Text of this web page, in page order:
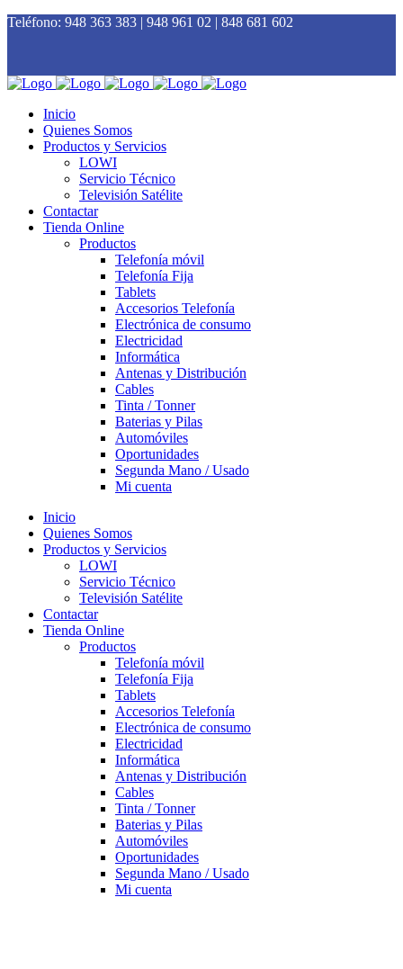
Teléfono: 948 363 383 | 948 961 02 | 848 681 602
Inicio
Quienes Somos
Productos y Servicios
LOWI
Servicio Técnico
Televisión Satélite
Contactar
Tienda Online
Productos
Telefonía móvil
Telefonía Fija
Tablets
Accesorios Telefonía
Electrónica de consumo
Electricidad
Informática
Antenas y Distribución
Cables
Tinta / Tonner
Baterias y Pilas
Automóviles
Oportunidades
Segunda Mano / Usado
Mi cuenta
Inicio
Quienes Somos
Productos y Servicios
LOWI
Servicio Técnico
Televisión Satélite
Contactar
Tienda Online
Productos
Telefonía móvil
Telefonía Fija
Tablets
Accesorios Telefonía
Electrónica de consumo
Electricidad
Informática
Antenas y Distribución
Cables
Tinta / Tonner
Baterias y Pilas
Automóviles
Oportunidades
Segunda Mano / Usado
Mi cuenta